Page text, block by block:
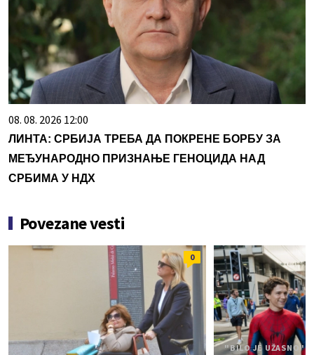
08. 08. 2026 12:00
ЛИНТА: СРБИЈА ТРЕБА ДА ПОКРЕНЕ БОРБУ ЗА
МЕЂУНАРОДНО ПРИЗНАЊЕ ГЕНОЦИДА НАД
СРБИМА У НДХ
Povezane vesti
0
"BILO JE UŽASNO"